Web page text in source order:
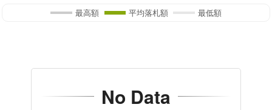
最高額 平均落札額 最低額
No Data